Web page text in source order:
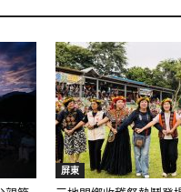
屏東